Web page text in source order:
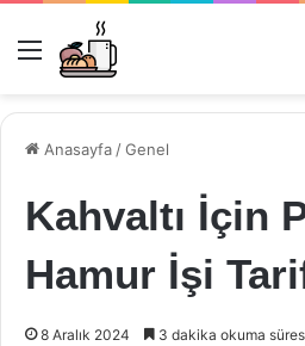
Menü
Anasayfa /Genel
Kahvaltı İçin
Hamur İşi
8 Aralık 2024 3 dakika okuma